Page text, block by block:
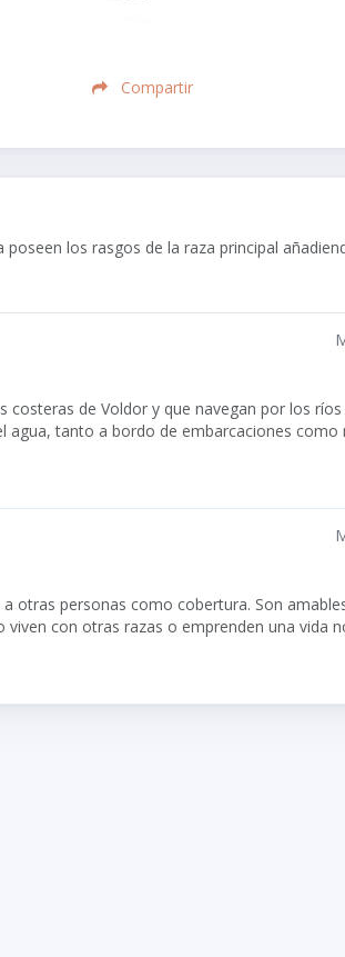
Compartir
los rasgos de la raza principal
de Voldor y que navegan por los
agua, tanto a bordo de embarcaciones
otras personas como cobertura. Son
con otras razas o emprenden una vida